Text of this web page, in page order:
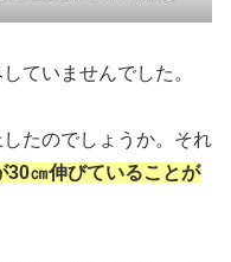
ていませんでした。
たのでしょうか。それ
30㎝伸びていることが